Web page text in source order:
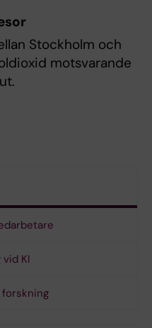
Stockholm och
motsvarande
KI
forskning